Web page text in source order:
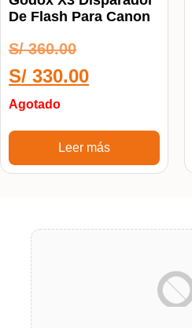
De Flash Para Canon
S/360.00
S/ 330.00
Agotado
Leer más